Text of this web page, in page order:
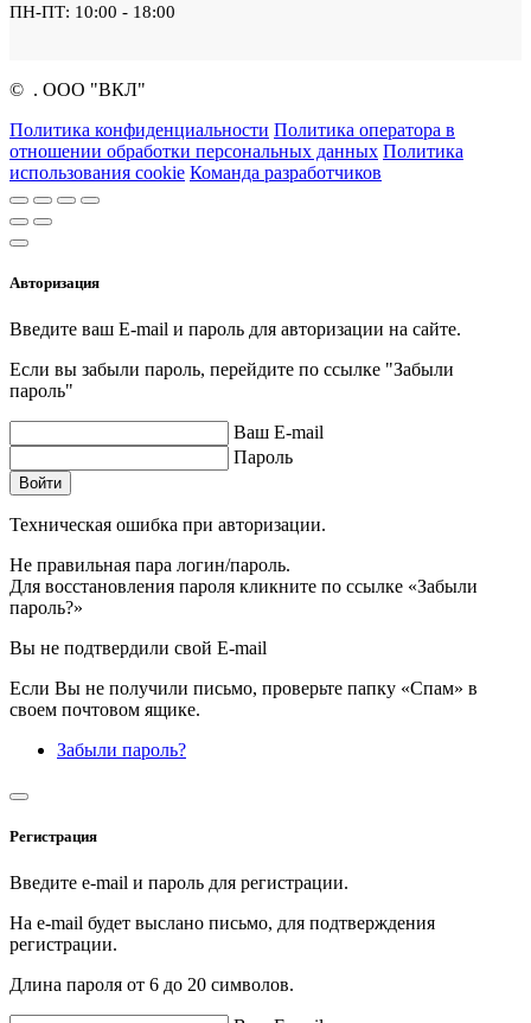
ПН-ПТ: 10:00 - 18:00
© . ООО "ВКЛ"
Политика конфиденциальности Политика оператора в
отношении обработки персональных данных Политика
использования cookie Команда разработчиков
Авторизация
Введите ваш E-mail и пароль для авторизации на сайте.
Если вы забыли пароль, перейдите по ссылке "Забыли
пароль"
Ваш E-mail
Пароль
Войти
Техническая ошибка при авторизации.
Не правильная пара логин/пароль.
Для восстановления пароля кликните по ссылке «Забыли
пароль?»
Вы не подтвердили свой E-mail
Если Вы не получили письмо, проверьте папку «Спам» в
своем почтовом ящике.
Забыли пароль?
Регистрация
Введите e-mail и пароль для регистрации.
На e-mail будет выслано письмо, для подтверждения
регистрации.
Длина пароля от 6 до 20 символов.